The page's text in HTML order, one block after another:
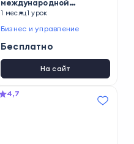
международной
аккредитацией
1 месяц1 урок
Бизнес и управление
Бесплатно
На сайт
4,7